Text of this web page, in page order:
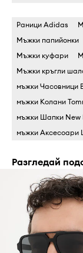
Раници Adidas
Мъжки папийонки
Мъжки куфари
Мъжки кръгли
мъжки Часовници
мъжки Колани
мъжки Шапки New
мъжки Аксесоари
Разгледай